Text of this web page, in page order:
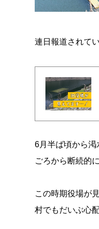
連日報道されて
6月半ば頃から
ごろから断続的
この時期役場が
村でもだいぶ心